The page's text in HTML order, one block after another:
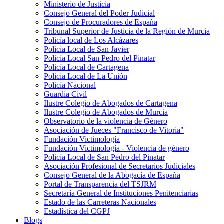
Ministerio de Justicia
Consejo General del Poder Judicial
Consejo de Procuradores de España
Tribunal Superior de Justicia de la Región de Murcia
Policía local de Los Alcázares
Policía Local de San Javier
Policía Local San Pedro del Pinatar
Policía Local de Cartagena
Policía Local de La Unión
Policía Nacional
Guardia Civil
Ilustre Colegio de Abogados de Cartagena
Ilustre Colegio de Abogados de Murcia
Observatorio de la violencia de Género
Asociación de Jueces "Francisco de Vitoria"
Fundación Victimología
Fundación Victimología - Violencia de género
Policía Local de San Pedro del Pinatar
Asociación Profesional de Secretarios Judiciales
Consejo General de la Abogacía de España
Portal de Transparencia del TSJRM
Secretaría General de Instituciones Penitenciarias
Estado de las Carreteras Nacionales
Estadística del CGPJ
Blogs